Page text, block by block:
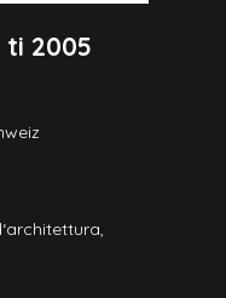
ti 2005